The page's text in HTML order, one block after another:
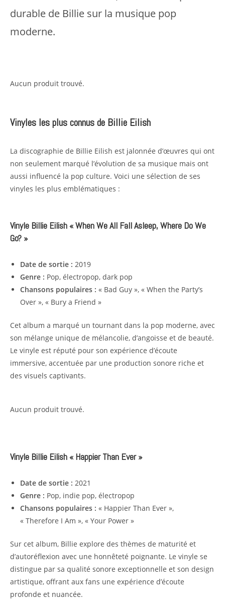
durable de Billie sur la musique pop
moderne.
Aucun produit trouvé.
Vinyles les plus connus de Billie Eilish
La discographie de Billie Eilish est jalonnée d’œuvres qui ont
non seulement marqué l’évolution de sa musique mais ont
aussi influencé la pop culture. Voici une sélection de ses
vinyles les plus emblématiques :
Vinyle Billie Eilish « When We All Fall Asleep, Where Do We
Go? »
Date de sortie : 2019
Genre : Pop, électropop, dark pop
Chansons populaires : « Bad Guy », « When the Party’s
Over », « Bury a Friend »
Cet album a marqué un tournant dans la pop moderne, avec
son mélange unique de mélancolie, d’angoisse et de beauté.
Le vinyle est réputé pour son expérience d’écoute
immersive, accentuée par une production sonore riche et
des visuels captivants.
Aucun produit trouvé.
Vinyle Billie Eilish « Happier Than Ever »
Date de sortie : 2021
Genre : Pop, indie pop, électropop
Chansons populaires : « Happier Than Ever »,
« Therefore I Am », « Your Power »
Sur cet album, Billie explore des thèmes de maturité et
d’autoréflexion avec une honnêteté poignante. Le vinyle se
distingue par sa qualité sonore exceptionnelle et son design
artistique, offrant aux fans une expérience d’écoute
profonde et nuancée.